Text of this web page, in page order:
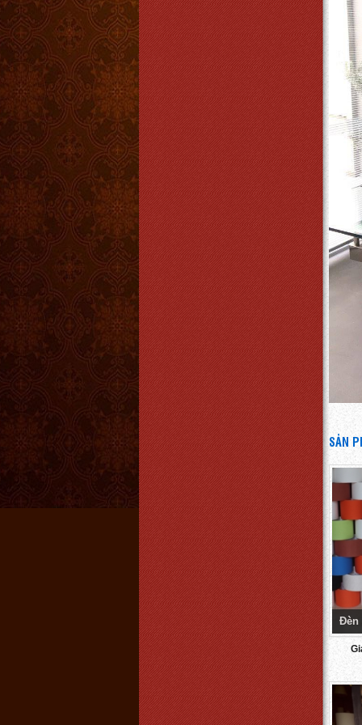
Chụp đèn
Giá:550.000 VNĐ
Chi tiết
ĐÈN VẢI ĐỨNG DVT 102
Giá:1.450.000 VNĐ
Chi tiết
Đèn treo trần chao mộc 38
Giá:300.000 VNĐ
Chi tiết
SẢN
Đèn